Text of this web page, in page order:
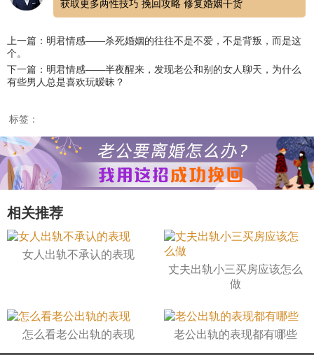
获取更多两性技巧 挽回攻略 修复婚姻干货
上一篇：明君情感——杀死婚姻的往往不是不爱，不是背叛，而是这
个。
下一篇：明君情感——半夜醒来，发现老公和别的女人聊天，为什么
有些男人总是喜欢玩暧昧？
标签：
相关推荐
女人出轨不承认的表现
丈夫出轨小三买房应该怎么
做
怎么看老公出轨的表现 老公出轨的表现都有哪些